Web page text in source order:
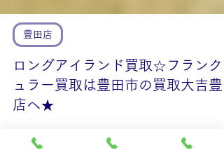
豊田店
ロングアイランド買取☆フランク